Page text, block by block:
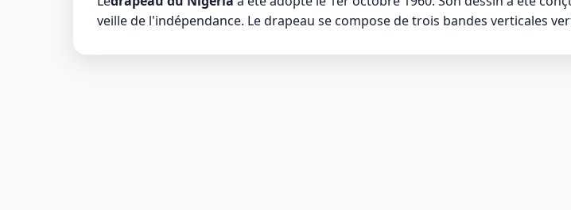
veille de l'indépendance. Le drapeau se compose de trois bandes verticales